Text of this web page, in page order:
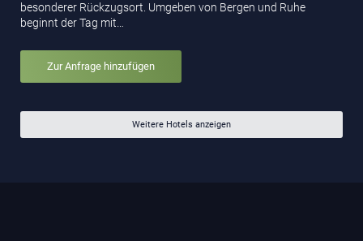
besonderer Rückzugsort. Umgeben von Bergen und Ruhe
beginnt der Tag mit…
Zur Anfrage hinzufügen
Weitere Hotels anzeigen